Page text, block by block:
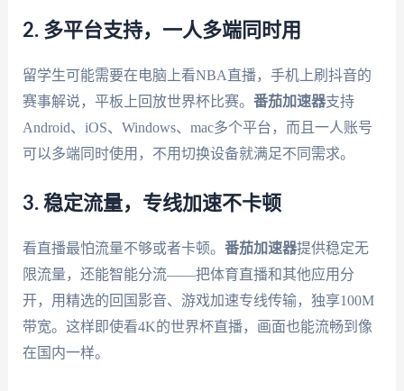
2. 多平台支持，一人多端同时用
留学生可能需要在电脑上看NBA直播，手机上刷抖音的
赛事解说，平板上回放世界杯比赛。 番茄加速器支持
Android、iOS、Windows、mac多个平台，而且一人账号
可以多端同时使用，不用切换设备就满足不同需求。
3. 稳定流量，专线加速不卡顿
看直播最怕流量不够或者卡顿。 番茄加速器提供稳定无
限流量，还能智能分流——把体育直播和其他应用分
开，用精选的回国影音、游戏加速专线传输，独享100M
带宽。这样即使看4K的世界杯直播，画面也能流畅到像
在国内一样。